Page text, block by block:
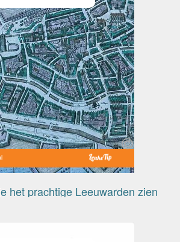
het prachtige Leeuwarden zien